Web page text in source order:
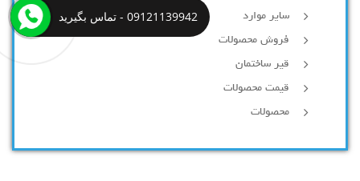
سایر موارد
فروش محصولات
قیر ساختمان
قیمت محصولات
محصولات
09121139942 - تماس بگیرید